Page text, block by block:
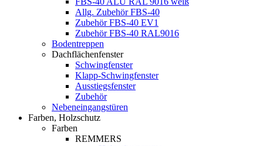
Allg. Zubehör FBS-40
Zubehör FBS-40 EV1
Zubehör FBS-40 RAL9016
Bodentreppen
Dachflächenfenster
Schwingfenster
Klapp-Schwingfenster
Ausstiegsfenster
Zubehör
Nebeneingangstüren
Farben, Holzschutz
Farben
REMMERS